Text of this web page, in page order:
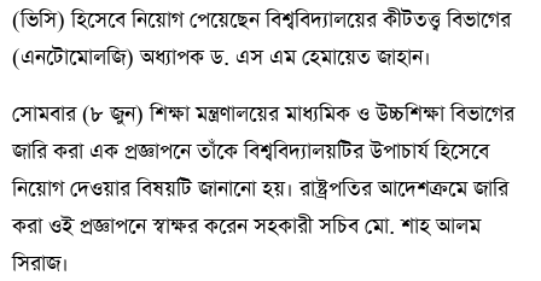
(ভিসি) হিসেবে নিয়োগ পেয়েছেন বিশ্ববিদ্যালয়ের কীটতত্ত্ব বিভাগের
(এনটোমোলজি) অধ্যাপক ড. এস এম হেমায়েত জাহান।
সোমবার (৮ জুন) শিক্ষা মন্ত্রণালয়ের মাধ্যমিক ও উচ্চশিক্ষা বিভাগের
জারি করা এক প্রজ্ঞাপনে তাঁকে বিশ্ববিদ্যালয়টির উপাচার্য হিসেবে
নিয়োগ দেওয়ার বিষয়টি জানানো হয়। রাষ্ট্রপতির আদেশক্রমে জারি
করা ওই প্রজ্ঞাপনে স্বাক্ষর করেন সহকারী সচিব মো. শাহ আলম
সিরাজ।